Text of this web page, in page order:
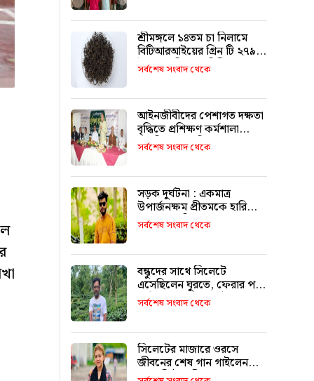
শ্রীমঙ্গলে ১৪তম চা নিলামে
বিটিআরআইয়ের গ্রিন টি ২৭৯০
টাকা কেজি দরে বিক্রি
সর্বশেষ সংবাদ থেকে
আইনজীবীদের পেশাগত দক্ষতা
বৃদ্ধিতে প্রশিক্ষণ কর্মশালা
অপরিহার্য: এমপি এমরান
আহমদ চৌধুরী
সর্বশেষ সংবাদ থেকে
সড়ক দুর্ঘটনা : একমাত্র
উপার্জনক্ষম প্রীতমকে হারিয়ে
বাকরুদ্ধ পরিবার
সর্বশেষ সংবাদ থেকে
বন্ধুদের সাথে সিলেটে
এসেছিলেন ঘুরতে, ফেরার পথে
দুর্ঘটনায় মারা যান সাইফুল
সর্বশেষ সংবাদ থেকে
সিলেটের মাজারে ওরসে
জীবনের শেষ গান গাইলেন
পেহেলি ভৈরবী